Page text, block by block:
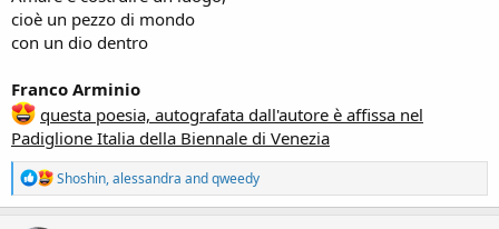
cioè un pezzo di mondo
con un dio dentro
Franco Arminio
questa poesia, autografata dall'autore è affissa nel
Padiglione Italia della Biennale di Venezia
R
e
a
Shoshin,alessandra andqweedy